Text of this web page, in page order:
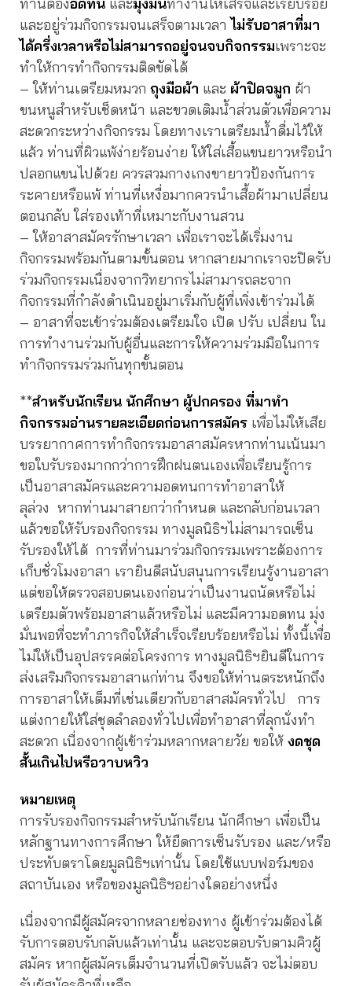
และอยู่ร่วมกิจกรรมจนเสร็จตามเวลาไม่รับอาสาที่มา
ได้ครึ่งเวลาหรือไม่สามารถอยู่จนจบกิจกรรมเพราะจะ
ทำให้การทำกิจกรรมติดขัดได้
– ให้ท่านเตรียมหมวก ถุงมือผ้า และ ผ้าปิดจมูก ผ้า
ขนหนูสำหรับเช็ดหน้า และขวดเติมน้ำส่วนตัวเพื่อความ
สะดวกระหว่างกิจกรรม โดยทางเราเตรียมน้ำดื่มไว้ให้
แล้ว ท่านที่ผิวแพ้ง่ายร้อนง่าย ให้ใส่เสื้อแขนยาวหรือนำ
ปลอกแขนไปด้วย ควรสวมกางเกงขายาวป้องกันการ
ระคายหรือแพ้ ท่านที่เหงื่อมากควรนำเสื้อผ้ามาเปลี่ยน
ตอนกลับ ใส่รองเท้าที่เหมาะกับงานสวน
– ให้อาสาสมัครรักษาเวลา เพื่อเราจะได้เริ่มงาน
กิจกรรมพร้อมกันตามขั้นตอน หากสายมากเราจะปิดรับ
ร่วมกิจกรรมเนื่องจากวิทยากรไม่สามารถละจาก
กิจกรรมที่กำลังดำเนินอยู่มาเริ่มกับผู้ที่เพิ่งเข้าร่วมได้
– อาสาที่จะเข้าร่วมต้องเตรียมใจ เปิด ปรับ เปลี่ยน ใน
การทำงานร่วมกับผู้อื่นและการให้ความร่วมมือในการ
ทำกิจกรรมร่วมกันทุกขั้นตอน
**สำหรับนักเรียน นักศึกษา ผู้ปกครอง ที่มาทำ
กิจกรรมอ่านรายละเอียดก่อนการสมัคร เพื่อไม่ให้เสีย
บรรยากาศการทำกิจกรรมอาสาสมัครหากท่านเน้นมา
ขอใบรับรองมากกว่าการฝึกฝนตนเองเพื่อเรียนรู้การ
เป็นอาสาสมัครและความอดทนการทำอาสาให้
ลุล่วง หากท่านมาสายกว่ากำหนด และกลับก่อนเวลา
แล้วขอให้รับรองกิจกรรม ทางมูลนิธิฯไม่สามารถเซ็น
รับรองให้ได้ การที่ท่านมาร่วมกิจกรรมเพราะต้องการ
เก็บชั่วโมงอาสา เรายินดีสนับสนุนการเรียนรู้งานอาสา
แต่ขอให้ตรวจสอบตนเองก่อนว่าเป็นงานถนัดหรือไม่
เตรียมตัวพร้อมอาสาแล้วหรือไม่ และมีความอดทน มุ่ง
มั่นพอที่จะทำภารกิจให้สำเร็จเรียบร้อยหรือไม่ ทั้งนี้เพื่อ
ไม่ให้เป็นอุปสรรคต่อโครงการ ทางมูลนิธิฯยินดีในการ
ส่งเสริมกิจกรรมอาสาแก่ท่าน จึงขอให้ท่านตระหนักถึง
การอาสาให้เต็มที่เช่นเดียวกับอาสาสมัครทั่วไป การ
แต่งกายให้ใส่ชุดลำลองทั่วไปเพื่อทำอาสาที่ลุกนั่งทำ
สะดวก เนื่องจากผู้เข้าร่วมหลากหลายวัย ขอให้ งดชุด
สั้นเกินไปหรือวาบหวิว
หมายเหตุ
การรับรองกิจกรรมสำหรับนักเรียน นักศึกษา เพื่อเป็น
หลักฐานทางการศึกษา ให้ยืดการเซ็นรับรอง และ/หรือ
ประทับตราโดยมูลนิธิฯเท่านั้น โดยใช้แบบฟอร์มของ
สถาบันเอง หรือของมูลนิธิฯอย่างใดอย่างหนึ่ง
เนื่องจากมีผู้สมัครจากหลายช่องทาง ผู้เข้าร่วมต้องได้
รับการตอบรับกลับแล้วเท่านั้น และจะตอบรับตามคิวผู้
สมัคร หากผู้สมัครเต็มจำนวนที่เปิดรับแล้ว จะไม่ตอบ